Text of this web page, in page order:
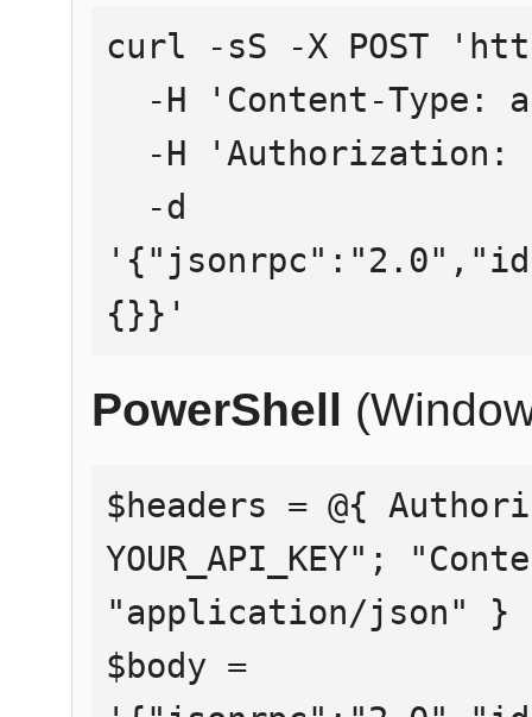
curl -sS -X POST
{}}'
PowerShell
$headers = @{
YOUR_API_KEY";
"application/json" }
$body =